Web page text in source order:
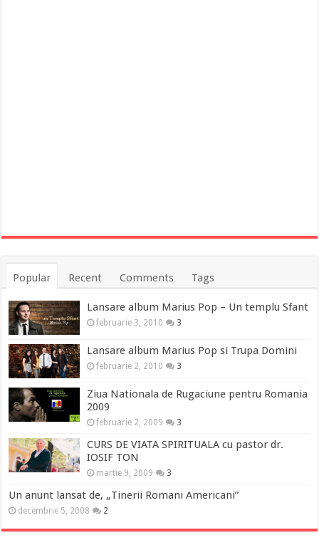
Popular Recent Comments Tags
Lansare album Marius Pop – Un templu Sfant
februarie 3, 2010 3
Lansare album Marius Pop si Trupa Domini
februarie 2, 2010 3
Ziua Nationala de Rugaciune pentru Romania
2009
februarie 2, 2009 3
CURS DE VIATA SPIRITUALA cu pastor dr.
IOSIF TON
martie 9, 2009 3
Un anunt lansat de, „Tinerii Romani Americani”
decembrie 5, 2008 2